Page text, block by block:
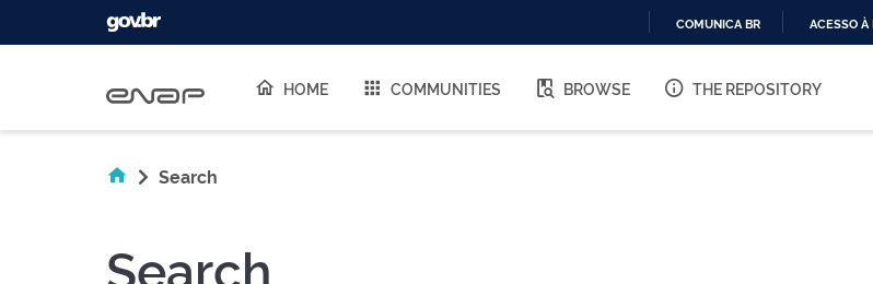
O
COMUNICA BR ACESSO À
HOME COMMUNITIES BROWSE THE REPOSITORY
Search
Search